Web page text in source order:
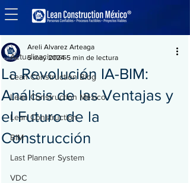
Entrada
Actualizaciones
Lean Construction Blog
Lean Construction México
Lean Construction
BIM
Last Planner System
VDC
La Revolución IA-BIM:
Análisis de las Ventajas y
el Futuro de la
Construcción
Areli Alvarez Arteaga
5 may 2024 5 min de lectura